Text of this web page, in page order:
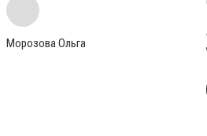
Морозова Ольга